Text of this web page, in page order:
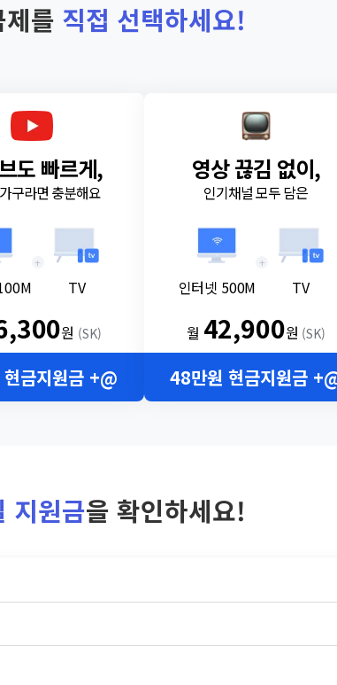
를 직접 선택하세요!
도 빠르게,
구라면 충분해요
+
TV
원 (SK)
금지원금 +@
영상 끊김 없이,
인기채널 모두 담은
인터넷 500M
+
TV
월 42,900원 (SK)
48만원 현금지원금
지원금을 확인하세요!